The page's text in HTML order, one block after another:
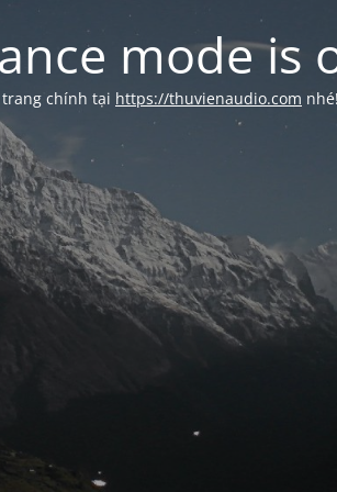
mode is
chính tại https://thuvienaudio.com